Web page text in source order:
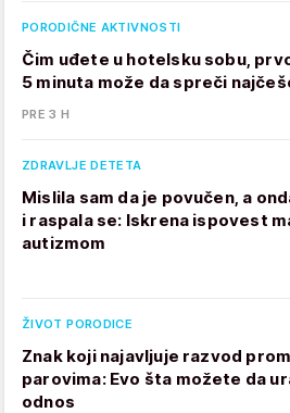
PORODIČNE AKTIVNOSTI
Čim uđete u hotelsku sobu,
5 minuta može da spreči
PRE 3 H
ZDRAVLJE DETETA
Mislila sam da je povučen, a
i raspala se: Iskrena ispovest
autizmom
ŽIVOT PORODICE
Znak koji najavljuje razvod
parovima: Evo šta možete da
odnos